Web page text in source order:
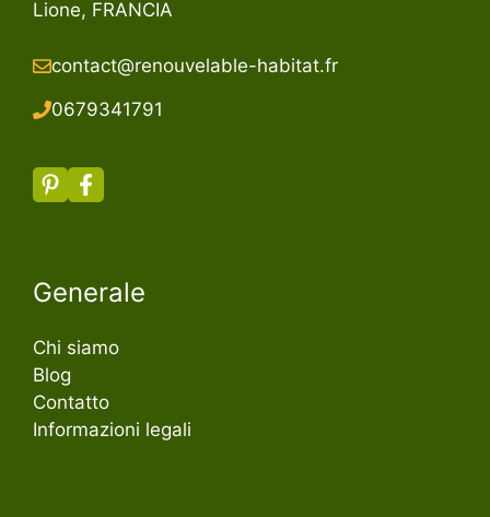
Lione, FRANCIA
contact@renouvelable-habitat.fr
0679341791
Generale
Chi siamo
Blog
Contatto
Informazioni legali